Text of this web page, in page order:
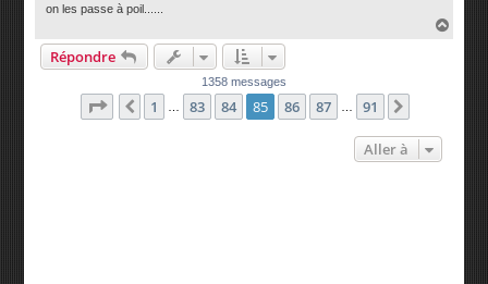
on les passe à poil......
Répondre
1358 messages
Page 85 sur 91
Précédente
1 83 84 85 86 87 91
Aller à